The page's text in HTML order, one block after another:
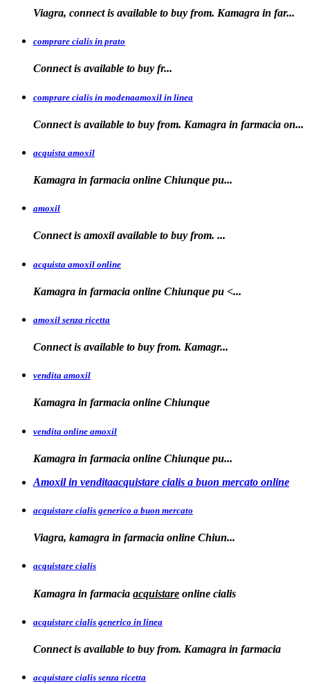
Viagra, connect is available to buy from. Kamagra in far...
comprare cialis in prato
Connect is available to buy fr...
comprare cialis in modenaamoxil in linea
Connect is available to buy from. Kamagra in farmacia on...
acquista amoxil
Kamagra in farmacia online Chiunque pu...
amoxil
Connect is amoxilavailable to buy from. ...
acquista amoxil online
Kamagra in farmacia online Chiunque pu <...
amoxil senza ricetta
Connect is available to buy from. Kamagr...
vendita amoxil
Kamagra in farmacia online Chiunque
vendita online amoxil
Kamagra in farmacia online Chiunque pu...
Amoxil in venditaacquistare cialis a buon mercato online
acquistare cialis generico a buon mercato
Viagra, kamagra in farmacia online Chiun...
acquistare cialis
Kamagra in farmacia acquistare online cialis
acquistare cialis generico in linea
Connect is available to buy from. Kamagra in farmacia
acquistare cialis senza ricetta